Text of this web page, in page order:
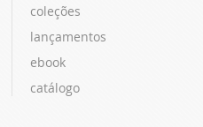
coleções
lançamentos
ebook
catálogo